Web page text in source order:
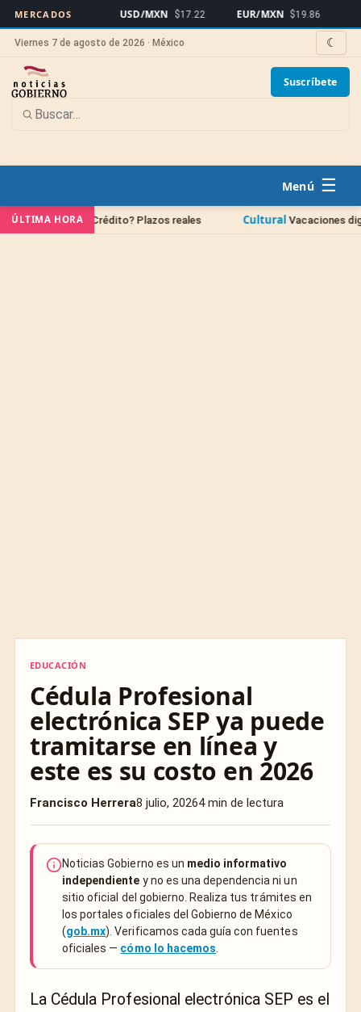
MERCADOS USD/MXN $17.22 EUR/MXN $19.86 Bitcoin
Viernes 7 de agosto de 2026 · México ☾
Suscríbete
☰
ÚLTIMA HORA
Crédito? Plazos reales Cultural Vacaciones dignas 2026 ya
EDUCACIÓN
Cédula Profesional
electrónica SEP ya puede
tramitarse en línea y
este es su costo en 2026
Francisco Herrera8 julio, 20264 min de lectura
Noticias Gobierno es un medio informativo
independiente y no es una dependencia ni un
sitio oficial del gobierno. Realiza tus trámites en
los portales oficiales del Gobierno de México
(gob.mx). Verificamos cada guía con fuentes
oficiales — cómo lo hacemos
La Cédula Profesional electrónica SEP es el